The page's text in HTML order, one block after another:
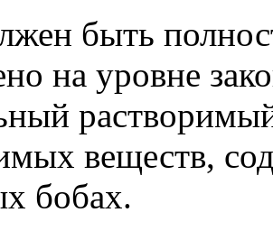
быть
на уровне
веществ,
бобах.